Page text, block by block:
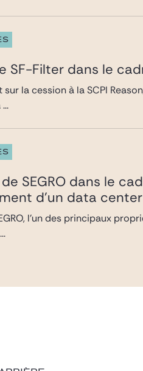
SF-Filter dans le
la cession à la SCPI
SEGRO dans le
d’un data
l’un des principaux